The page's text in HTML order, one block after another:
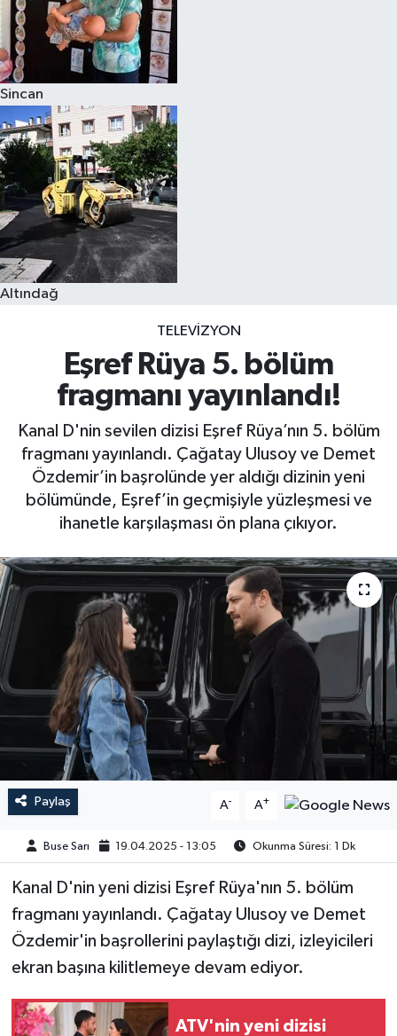
Sincan
Altındağ
TELEVIZYON
Eşref Rüya 5. bölüm
fragmanı yayınlandı!
Kanal D'nin sevilen dizisi Eşref Rüya’nın 5. bölüm
fragmanı yayınlandı. Çağatay Ulusoy ve Demet
Özdemir’in başrolünde yer aldığı dizinin yeni
bölümünde, Eşref’in geçmişiyle yüzleşmesi ve
ihanetle karşılaşması ön plana çıkıyor.
Paylaş A- A+
Buse Sarı 19.04.2025 - 13:05 Okunma Süresi: 1 Dk
Kanal D'nin yeni dizisi Eşref Rüya'nın 5. bölüm
fragmanı yayınlandı. Çağatay Ulusoy ve Demet
Özdemir'in başrollerini paylaştığı dizi, izleyicileri
ekran başına kilitlemeye devam ediyor.​
ATV'nin yeni dizisi